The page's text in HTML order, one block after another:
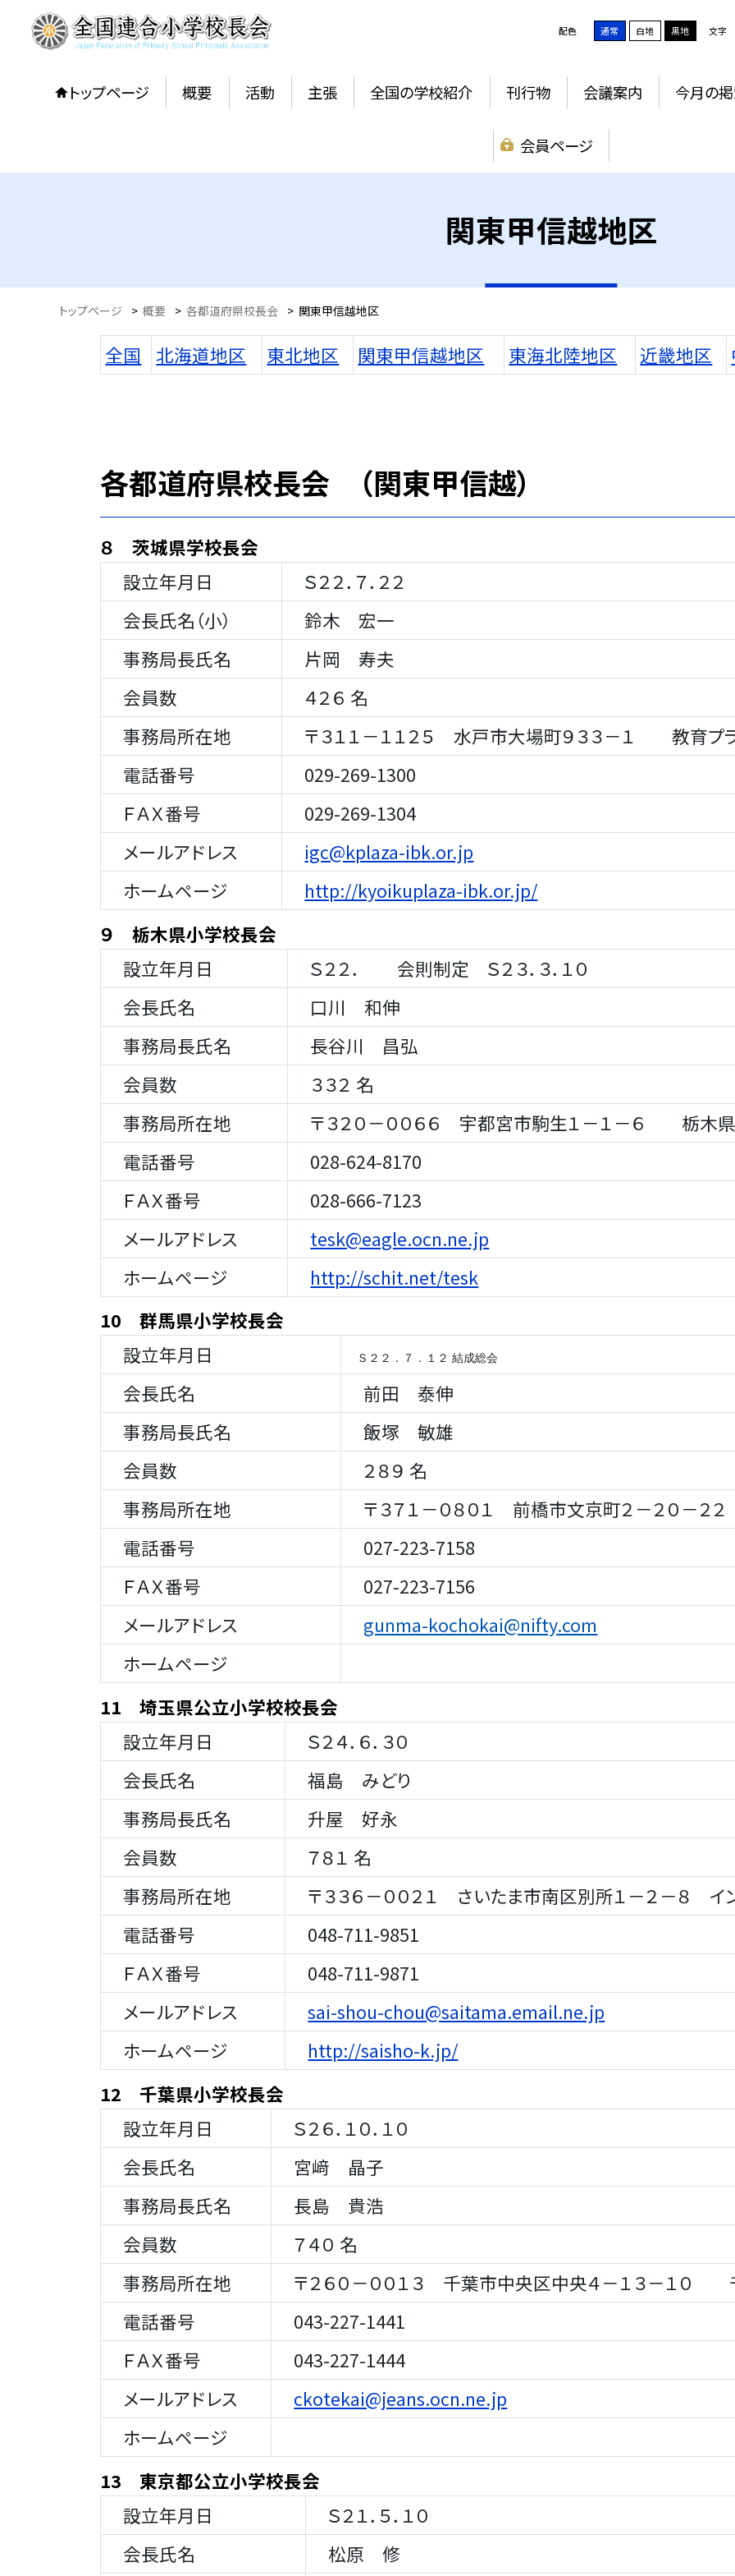
配色 通常 白地 黒地 文字
トップページ 概要 活動 主張 全国の学校紹介 刊行物 会議案内 今月の
会員ページ
関東甲信越地区
トップページ > 概要 > 各都道府県校長会 > 関東甲信越地区
全国 北海道地区 東北地区 関東甲信越地区 東海北陸地区 近畿地区
各都道府県校長会 （関東甲信越）
８ 茨城県学校長会
設立年月日
Ｓ２２．７．２２
会長氏名（小）
鈴木 宏一
事務局長氏名
片岡 寿夫
会員数
４２６ 名
事務局所在地
〒３１１－１１２５ 水戸市大場町９３３－１ 教育プ
電話番号
029-269-1300
ＦＡＸ番号
029-269-1304
メールアドレス
igc@kplaza-ibk.or.jp
ホームページ
http://kyoikuplaza-ibk.or.jp/
９ 栃木県小学校長会
設立年月日
Ｓ２２． 会則制定 Ｓ２３．３．１０
会長氏名
口川 和伸
事務局長氏名
長谷川 昌弘
会員数
３３２ 名
事務局所在地
〒３２０－００６６ 宇都宮市駒生１－１－６ 栃木
電話番号
028-624-8170
ＦＡＸ番号
028-666-7123
メールアドレス
tesk@eagle.ocn.ne.jp
ホームページ
http://schit.net/tesk
10 群馬県小学校長会
設立年月日
Ｓ２２．７．１２ 結成総会
会長氏名
前田 泰伸
事務局長氏名
飯塚 敏雄
会員数
２８９ 名
事務局所在地
〒３７１－０８０１ 前橋市文京町２－２０－２２
電話番号
027-223-7158
ＦＡＸ番号
027-223-7156
メールアドレス
gunma-kochokai@nifty.com
ホームページ
11 埼玉県公立小学校校長会
設立年月日
Ｓ２４．６．３０
会長氏名
福島 みどり
事務局長氏名
升屋 好永
会員数
７８１ 名
事務局所在地
〒３３６－００２１ さいたま市南区別所１－２－８ イ
電話番号
048-711-9851
ＦＡＸ番号
048-711-9871
メールアドレス
sai-shou-chou@saitama.email.ne.jp
ホームページ
http://saisho-k.jp/
12 千葉県小学校長会
設立年月日
Ｓ２６．１０．１０
会長氏名
宮﨑 晶子
事務局長氏名
長島 貴浩
会員数
７４０ 名
事務局所在地
〒２６０－００１３ 千葉市中央区中央４－１３－１０
電話番号
043-227-1441
ＦＡＸ番号
043-227-1444
メールアドレス
ckotekai@jeans.ocn.ne.jp
ホームページ
13 東京都公立小学校長会
設立年月日
Ｓ２１．５．１０
会長氏名
松原 修